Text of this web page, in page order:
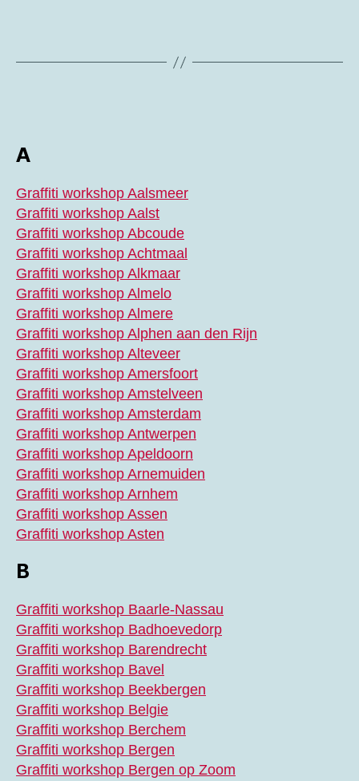
A
Graffiti workshop Aalsmeer
Graffiti workshop Aalst
Graffiti workshop Abcoude
Graffiti workshop Achtmaal
Graffiti workshop Alkmaar
Graffiti workshop Almelo
Graffiti workshop Almere
Graffiti workshop Alphen aan den Rijn
Graffiti workshop Alteveer
Graffiti workshop Amersfoort
Graffiti workshop Amstelveen
Graffiti workshop Amsterdam
Graffiti workshop Antwerpen
Graffiti workshop Apeldoorn
Graffiti workshop Arnemuiden
Graffiti workshop Arnhem
Graffiti workshop Assen
Graffiti workshop Asten
B
Graffiti workshop Baarle-Nassau
Graffiti workshop Badhoevedorp
Graffiti workshop Barendrecht
Graffiti workshop Bavel
Graffiti workshop Beekbergen
Graffiti workshop Belgie
Graffiti workshop Berchem
Graffiti workshop Bergen
Graffiti workshop Bergen op Zoom